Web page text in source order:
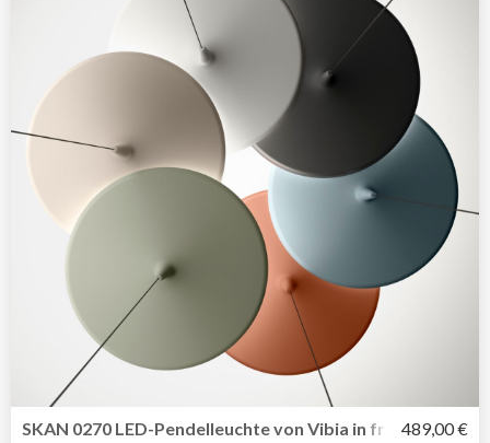
SKAN 0270 LED-Pendelleuchte von Vibia in frischem
489,00 €